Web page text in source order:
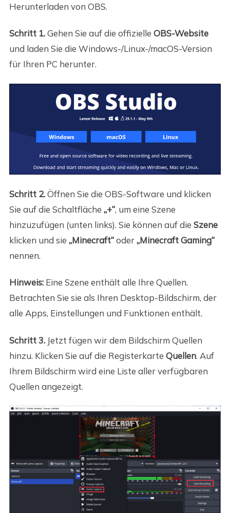
Herunterladen von OBS.
Schritt 1.Gehen Sie auf die offizielle OBS-Website
und laden Sie die Windows-/Linux-/macOS-Version
für Ihren PC herunter.
Schritt 2.Öffnen Sie die OBS-Software und klicken
Sie auf die Schaltfläche „+“, um eine Szene
hinzuzufügen (unten links). Sie können auf die Szene
klicken und sie „Minecraft“oder„Minecraft Gaming“
nennen.
Hinweis:Eine Szene enthält alle Ihre Quellen.
Betrachten Sie sie als Ihren Desktop-Bildschirm, der
alle Apps, Einstellungen und Funktionen enthält.
Schritt 3.Jetzt fügen wir dem Bildschirm Quellen
hinzu. Klicken Sie auf die Registerkarte Quellen. Auf
Ihrem Bildschirm wird eine Liste aller verfügbaren
Quellen angezeigt.